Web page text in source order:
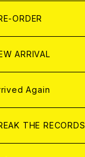
ZINE
集 (PHOTOBOOK)
ログ
レル
ORDER
ARRIVAL
ログ
Again
THE RECORDS